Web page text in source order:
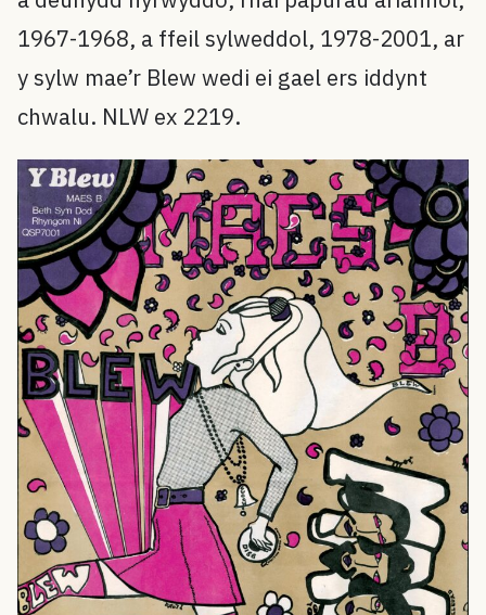
1967-1968, a ffeil sylweddol, 1978-2001, ar
y sylw mae’r Blew wedi ei gael ers iddynt
chwalu. NLW ex 2219.